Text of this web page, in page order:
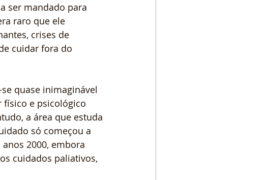
ser mandado para
raro que ele
crises de
cuidar fora do
quase inimaginável
físico e psicológico
a área que estuda
só começou a
2000, embora
cuidados paliativos,